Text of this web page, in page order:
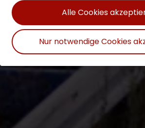
Alle Cookies
Nur notwendige Cookies